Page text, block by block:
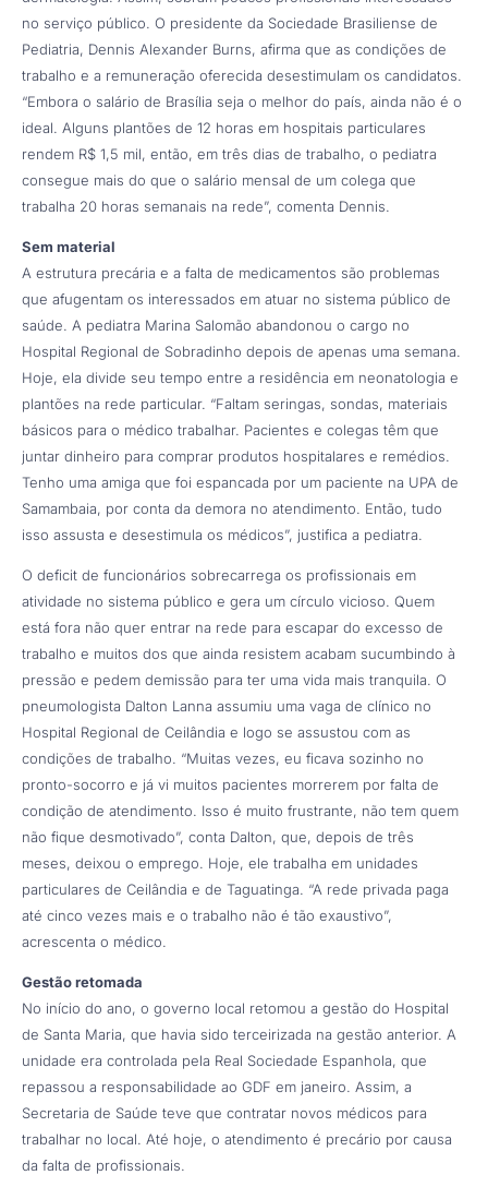
no serviço público. O presidente da Sociedade Brasiliense de
Pediatria, Dennis Alexander Burns, afirma que as condições de
trabalho e a remuneração oferecida desestimulam os candidatos.
“Embora o salário de Brasília seja o melhor do país, ainda não é o
ideal. Alguns plantões de 12 horas em hospitais particulares
rendem R$ 1,5 mil, então, em três dias de trabalho, o pediatra
consegue mais do que o salário mensal de um colega que
trabalha 20 horas semanais na rede”, comenta Dennis.
Sem material
A estrutura precária e a falta de medicamentos são problemas
que afugentam os interessados em atuar no sistema público de
saúde. A pediatra Marina Salomão abandonou o cargo no
Hospital Regional de Sobradinho depois de apenas uma semana.
Hoje, ela divide seu tempo entre a residência em neonatologia e
plantões na rede particular. “Faltam seringas, sondas, materiais
básicos para o médico trabalhar. Pacientes e colegas têm que
juntar dinheiro para comprar produtos hospitalares e remédios.
Tenho uma amiga que foi espancada por um paciente na UPA de
Samambaia, por conta da demora no atendimento. Então, tudo
isso assusta e desestimula os médicos”, justifica a pediatra.
O deficit de funcionários sobrecarrega os profissionais em
atividade no sistema público e gera um círculo vicioso. Quem
está fora não quer entrar na rede para escapar do excesso de
trabalho e muitos dos que ainda resistem acabam sucumbindo à
pressão e pedem demissão para ter uma vida mais tranquila. O
pneumologista Dalton Lanna assumiu uma vaga de clínico no
Hospital Regional de Ceilândia e logo se assustou com as
condições de trabalho. “Muitas vezes, eu ficava sozinho no
pronto-socorro e já vi muitos pacientes morrerem por falta de
condição de atendimento. Isso é muito frustrante, não tem quem
não fique desmotivado”, conta Dalton, que, depois de três
meses, deixou o emprego. Hoje, ele trabalha em unidades
particulares de Ceilândia e de Taguatinga. “A rede privada paga
até cinco vezes mais e o trabalho não é tão exaustivo”,
acrescenta o médico.
Gestão retomada
No início do ano, o governo local retomou a gestão do Hospital
de Santa Maria, que havia sido terceirizada na gestão anterior. A
unidade era controlada pela Real Sociedade Espanhola, que
repassou a responsabilidade ao GDF em janeiro. Assim, a
Secretaria de Saúde teve que contratar novos médicos para
trabalhar no local. Até hoje, o atendimento é precário por causa
da falta de profissionais.